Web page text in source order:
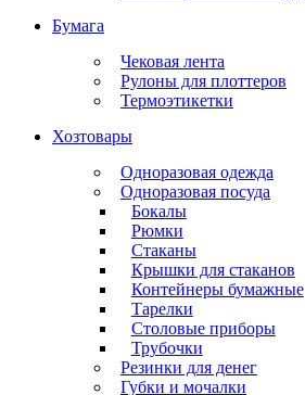
Бумага
Чековая лента
Рулоны для плоттеров
Термоэтикетки
Хозтовары
Одноразовая одежда
Одноразовая посуда
Бокалы
Рюмки
Стаканы
Крышки для стаканов
Контейнеры бумажные
Тарелки
Столовые приборы
Трубочки
Резинки для денег
Губки и мочалки